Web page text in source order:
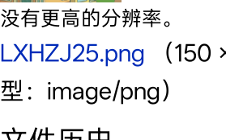
没有更高的分辨率。
LXHZJ25.png
（
型：image/png）